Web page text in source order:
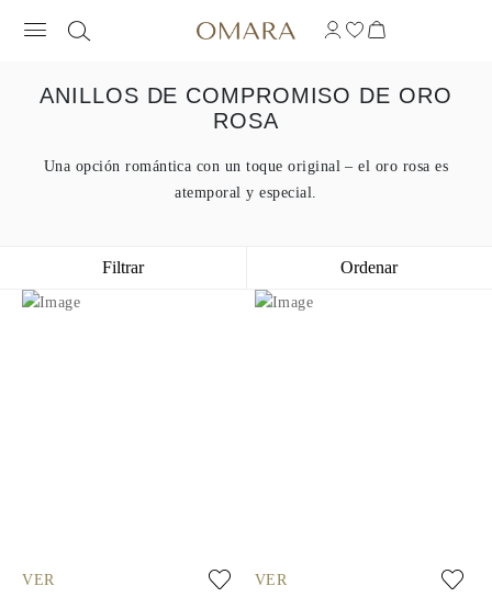
ANILLOS DE COMPROMISO DE ORO
ROSA
Una opción romántica con un toque original – el oro rosa es
atemporal y especial.
Filtrar Ordenar
VER VER